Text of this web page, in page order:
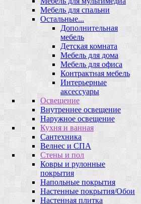
Мебель для спальни
Остальные...
Дополнительная
мебель
Детская комната
Мебель для дома
Мебель для офиса
Контрактная мебель
Интерьерные
аксессуары
Освещение
Внутреннее освещение
Наружное освещение
Кухня и ванная
Сантехника
Велнес и СПА
Стены и пол
Ковры и рулонные
покрытия
Напольные покрытия
Настенные покрытия/Обои
Настенная плитка